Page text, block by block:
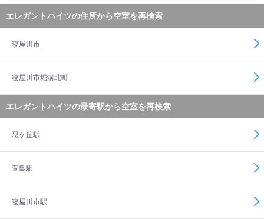
エレガントハイツの住所から空室を再検索
寝屋川市
寝屋川市堀溝北町
エレガントハイツの最寄駅から空室を再検索
忍ケ丘駅
萱島駅
寝屋川市駅